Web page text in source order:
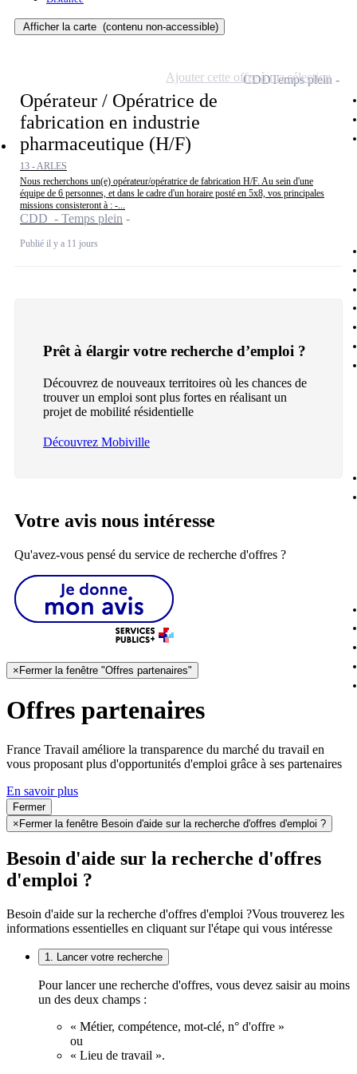
Afficher la carte (contenu non-accessible)
Opérateur / Opératrice de
fabrication en industrie
pharmaceutique (H/F)
13 - ARLES
Nous recherchons un(e) opérateur/opératrice de fabrication H/F. Au sein d'une
équipe de 6 personnes, et dans le cadre d'un horaire posté en 5x8, vos principales
missions consisteront à : -...
CDD - Temps plein
Publié il y a 11 jours
CDDTemps plein
Ajouter cette offre à ma sélection
Prêt à élargir votre recherche d’emploi ?
Découvrez de nouveaux territoires où les chances de
trouver un emploi sont plus fortes en réalisant un
projet de mobilité résidentielle
Découvrez Mobiville
Votre avis nous intéresse
Qu'avez-vous pensé du service de recherche d'offres ?
× Fermer la fenêtre "Offres partenaires"
Offres partenaires
France Travail améliore la transparence du marché du travail en
vous proposant plus d'opportunités d'emploi grâce à ses partenaires
En savoir plus
Fermer
× Fermer la fenêtre Besoin d'aide sur la recherche d'offres d'emploi ?
Besoin d'aide sur la recherche d'offres
d'emploi ?
Besoin d'aide sur la recherche d'offres d'emploi ?Vous trouverez les
informations essentielles en cliquant sur l'étape qui vous intéresse
1. Lancer votre recherche
Pour lancer une recherche d'offres, vous devez saisir au moins
un des deux champs :
« Métier, compétence, mot-clé, n° d'offre »
ou
« Lieu de travail ».